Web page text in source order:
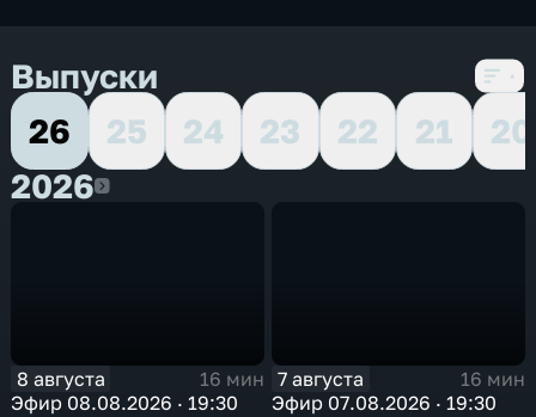
Выпуски
26
25 24 23 22 21
20
20262026
8 августа
16 мин
Эфир 08.08.2026 · 19:30
7 августа
16 мин
Эфир 07.08.2026 · 19:30